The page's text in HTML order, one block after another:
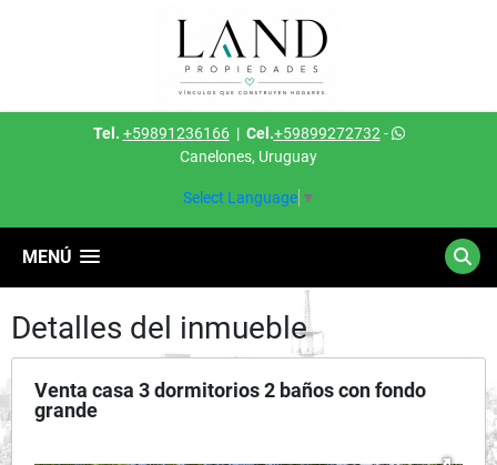
Tel. +59891236166| Cel.+59899272732 -
Canelones, Uruguay
Select Language ▼
MENÚ
Detalles del inmueble
Venta casa 3 dormitorios 2 baños con fondo
grande